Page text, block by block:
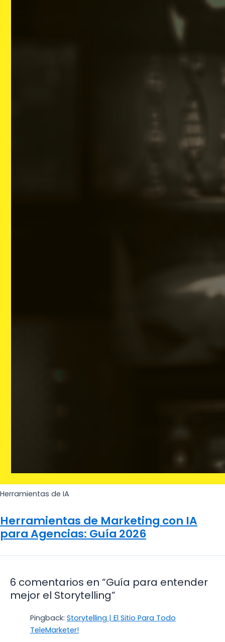
Herramientas de IA
Herramientas de Marketing con IA
para Agencias: Guía 2026
6 comentarios en “Guía para entender
mejor el Storytelling”
Pingback: Storytelling | El Sitio Para Todo
TeleMarketer!